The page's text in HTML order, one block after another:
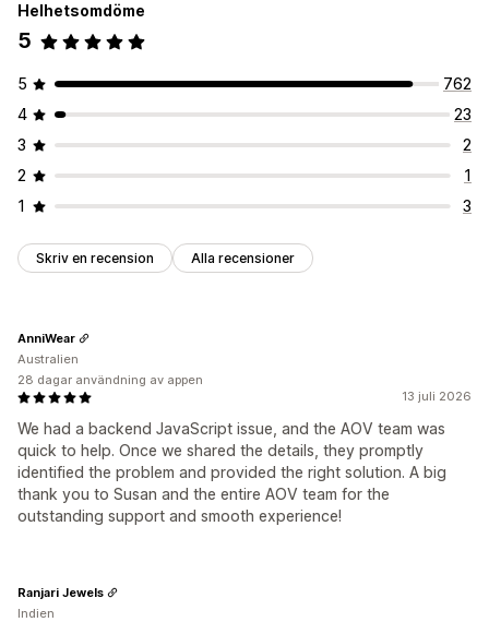
Helhetsomdöme
5
5
762
4
23
3
2
2
1
1
3
Skriv en recension Alla recensioner
13 juli 2026
We had a backend JavaScript issue, and the AOV team was
quick to help. Once we shared the details, they promptly
identified the problem and provided the right solution. A big
thank you to Susan and the entire AOV team for the
outstanding support and smooth experience!
AnniWear
Australien
28 dagar användning av appen
Ranjari Jewels
Indien